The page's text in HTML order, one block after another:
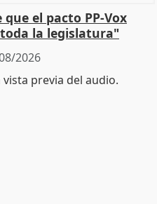
el pacto PP-Vox
la legislatura"
2026